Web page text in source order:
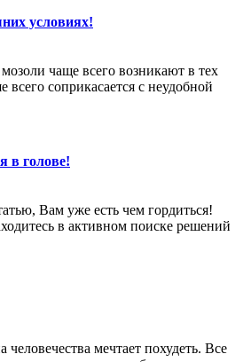
условиях!
чаще всего возникают в тех
всего соприкасается с неудобной
в голове!
Вам уже есть чем гордиться!
в активном поиске решений
мечтает похудеть. Все